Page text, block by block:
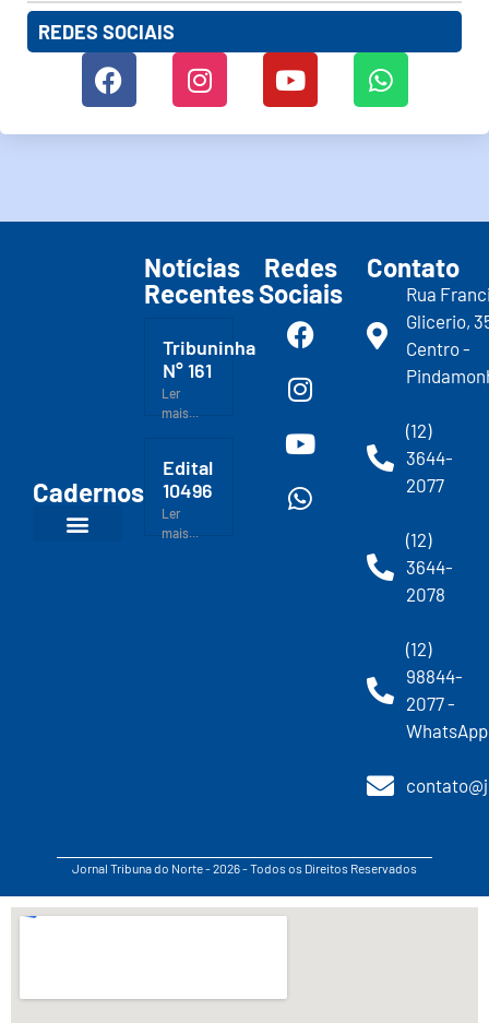
REDES SOCIAIS
Cadernos
Notícias
Recentes
Tribuninha
N° 161
Ler
mais...
Edital
10496
Ler
mais...
Redes
Sociais
Contato
Rua
Glicerio,
Centro -
(12)
3644-
2077
(12)
3644-
2078
(12)
98844-
2077 -
WhatsApp
Jornal Tribuna do Norte - 2026 - Todos os Direitos Reservados